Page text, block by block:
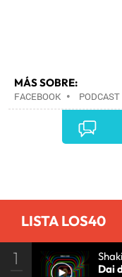
MÁS SOBRE:
FACEBOOK • PODCAST
ARCHIVOS MULTIMEDIA
•
COMUNICACIONES•
LISTA LOS40
1
Dai